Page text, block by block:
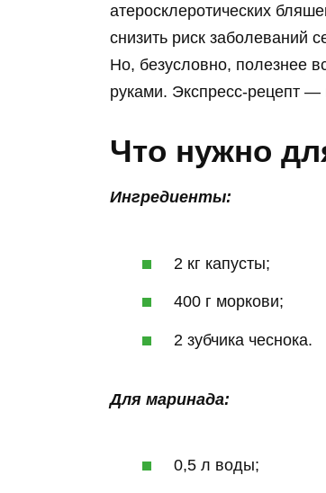
атеросклеротических
снизить риск заболеваний
Но, безусловно, полезнее
руками. Экспресс-рецепт —
Что нужно
Ингредиенты:
2 кг капусты;
400 г моркови;
2 зубчика чеснока.
Для маринада:
0,5 л воды;